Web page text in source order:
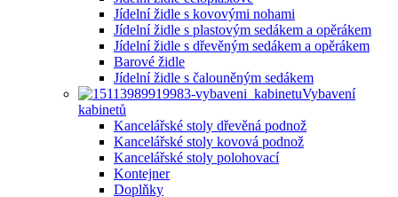
Jídelní židle s kovovými nohami
Jídelní židle s plastovým sedákem a opěrákem
Jídelní židle s dřevěným sedákem a opěrákem
Barové židle
Jídelní židle s čalouněným sedákem
Vybavení
kabinetů
Kancelářské stoly dřevěná podnož
Kancelářské stoly kovová podnož
Kancelářské stoly polohovací
Kontejner
Doplňky